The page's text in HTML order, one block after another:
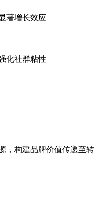
著增长效应
化社群粘性
，构建品牌价值传递至转